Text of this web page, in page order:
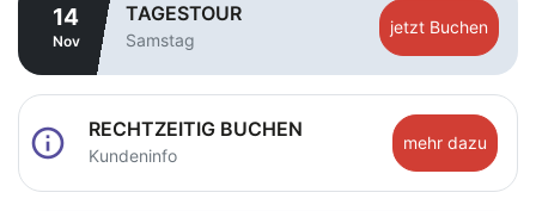
14
Nov
TAGESTOUR
Samstag
jetzt Buchen
info RECHTZEITIG BUCHEN
Kundeninfo
mehr dazu